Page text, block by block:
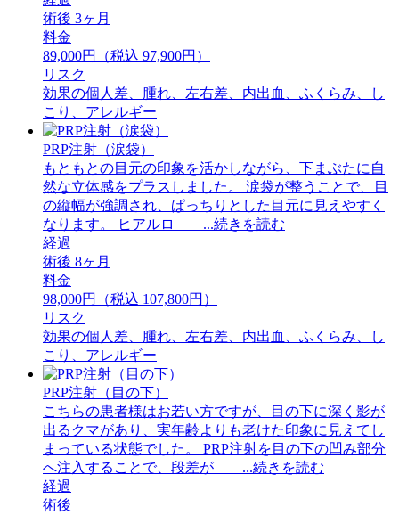
術後 3ヶ月
料金
89,000円（税込 97,900円）
リスク
効果の個人差、腫れ、左右差、内出血、ふくらみ、し
こり、アレルギー
PRP注射（涙袋）
もともとの目元の印象を活かしながら、下まぶたに自
然な立体感をプラスしました。 ⁡涙袋が整うことで、目
の縦幅が強調され、ぱっちりとした目元に見えやすく
なります。 ⁡ヒアルロ ...続きを読む
経過
術後 8ヶ月
料金
98,000円（税込 107,800円）
リスク
効果の個人差、腫れ、左右差、内出血、ふくらみ、し
こり、アレルギー
PRP注射（目の下）
こちらの患者様はお若い方ですが、目の下に深く影が
出るクマがあり、実年齢よりも老けた印象に見えてし
まっている状態でした。 PRP注射を目の下の凹み部分
へ注入することで、段差が ...続きを読む
経過
術後